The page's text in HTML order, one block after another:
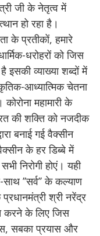
जी के नेतृत्व में
हो रहा है।
के प्रतीकों, हमारे
धरोहरों को जिस
इसकी व्याख्या शब्दों में
आध्यात्मिक चेतना
महामारी के
की शक्ति को नजदीक
बनाई गई वैक्सीन
के हर डिब्बे में
निरोगी होएं। यही
साथ ’’सर्व’’ के कल्याण
श्री नरेंद्र
करने के लिए जिस
सबका प्रयास और